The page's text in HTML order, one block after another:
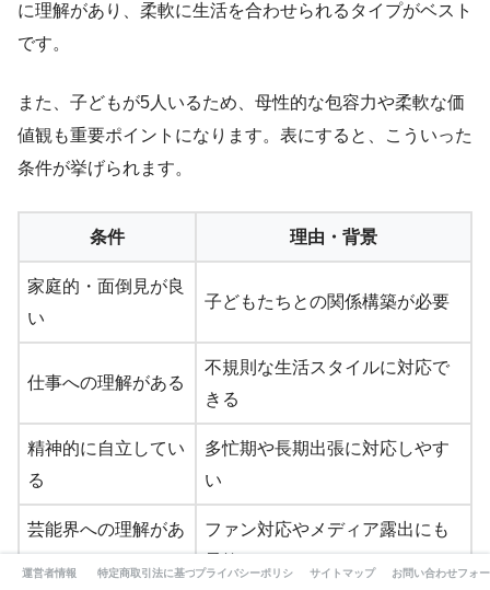
に理解があり、柔軟に生活を合わせられるタイプがベスト
です。
また、子どもが5人いるため、母性的な包容力や柔軟な価
値観も重要ポイントになります。表にすると、こういった
条件が挙げられます。
条件 理由・背景
家庭的・面倒見が良
い
子どもたちとの関係構築が必要
仕事への理解がある
不規則な生活スタイルに対応で
きる
精神的に自立してい
る
多忙期や長期出張に対応しやす
い
芸能界への理解があ
ファン対応やメディア露出にも
運営者情報 特定商取引法に基づく表記プライバシーポリシー サイトマップ お問い合わせフォ